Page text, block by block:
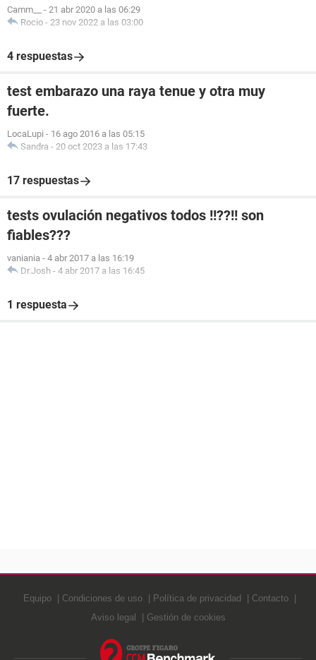
Camm__ - 21 abr 2020 a las 06:29
Rocio - 23 nov 2022 a las 03:00
4 respuestas
test embarazo una raya tenue y otra muy
fuerte.
LocaLupi - 16 ago 2016 a las 05:15
Sandra - 20 oct 2023 a las 17:43
17 respuestas
tests ovulación negativos todos !!??!! son
fiables???
vaniania - 4 abr 2017 a las 16:19
Dr.Josh - 4 abr 2017 a las 16:45
1 respuesta
Equipo Condiciones de uso Política de privacidad
Contacto
Aviso legal
Gestión de cookies